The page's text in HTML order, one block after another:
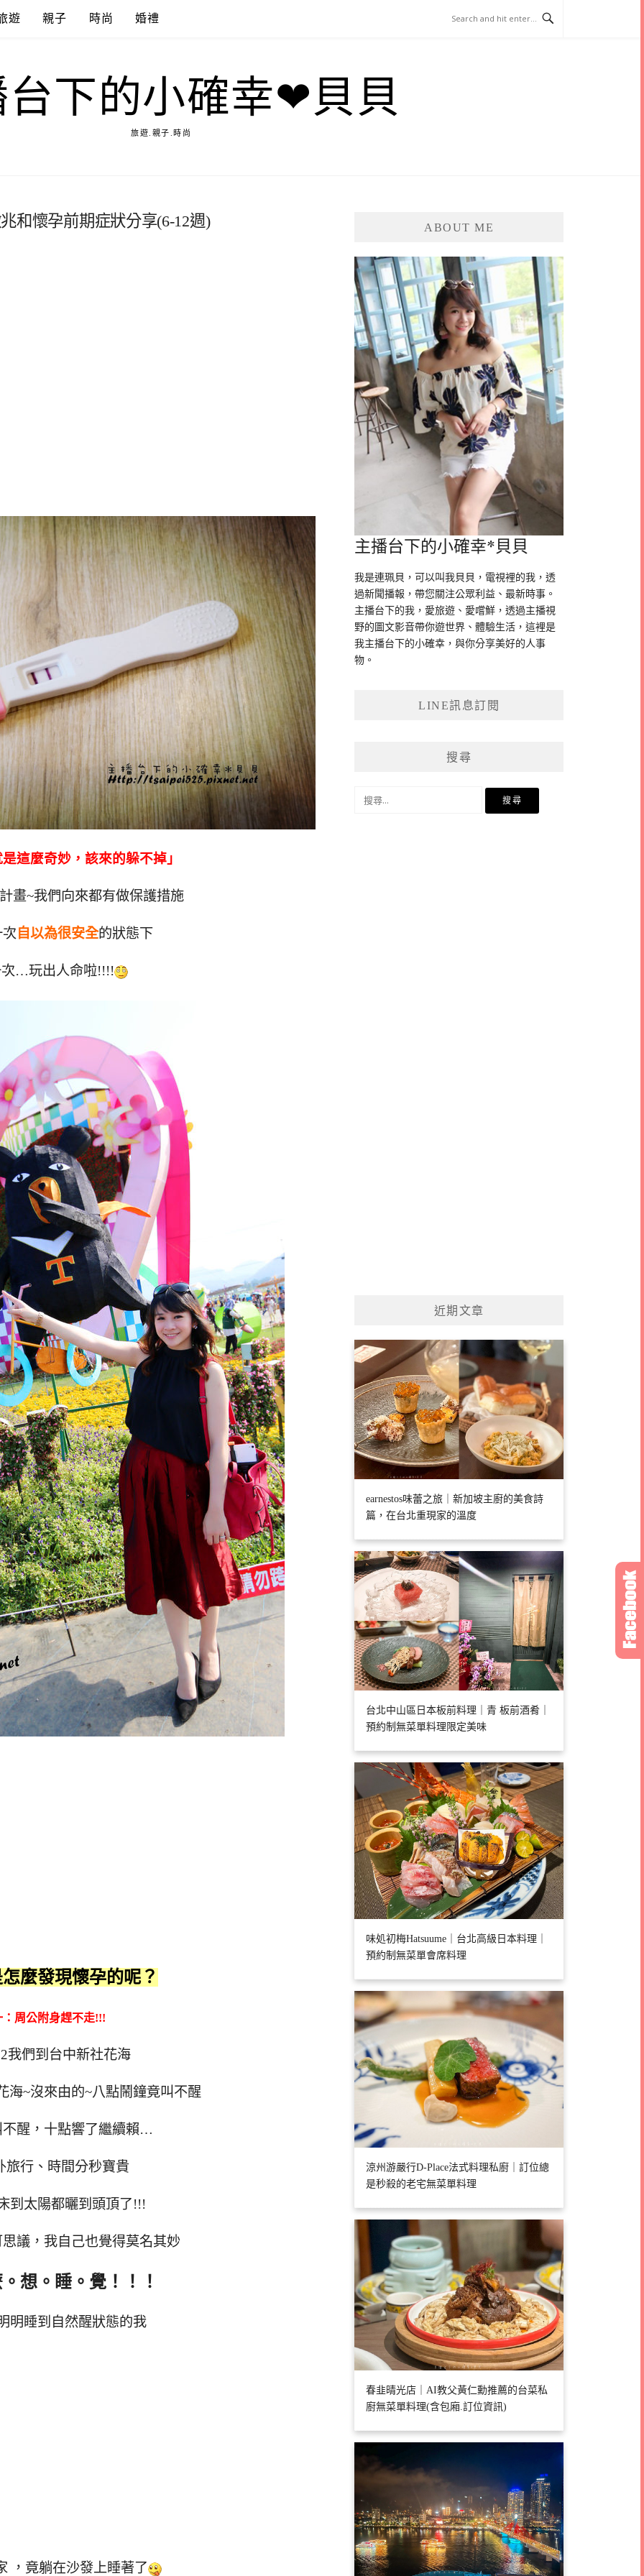
遊 親子 時尚 婚禮
下的小確幸❤貝貝
旅遊.親子.時尚
和懷孕前期症狀分享(6-12週)
這麼奇妙，該來的躲不掉」
畫~我們向來都有做保護措施
自以為很安全的狀態下
次…玩出人命啦!!!!
麼發現懷孕的呢？
：周公附身趕不走!!!
我們到台中新社花海
海~沒來由的~八點鬧鐘竟叫不醒
不醒，十點響了繼續賴…
旅行、時間分秒寶貴
到太陽都曬到頭頂了!!!
議，我自己也覺得莫名其妙
想。睡。覺！！！
明睡到自然醒狀態的我
，竟躺在沙發上睡著了
ABOUT ME
主播台下的小確幸*貝貝
我是連珮貝，可以叫我貝貝，電視裡的我，透
過新聞播報，帶您關注公眾利益、最新時事。
主播台下的我，愛旅遊、愛嚐鮮，透過主播視
野的圖文影音帶你遊世界、體驗生活，這裡是
我主播台下的小確幸，與你分享美好的人事
物。
LINE訊息訂閱
搜尋
近期文章
earnestos味蕾之旅｜新加坡主廚的美食詩
篇，在台北重現家的溫度
台北中山區日本板前料理｜青 板前酒肴｜
預約制無菜單料理限定美味
味処初梅Hatsuume｜台北高級日本料理｜
預約制無菜單會席料理
涼州游嚴行D-Place法式料理私廚｜訂位總
是秒殺的老宅無菜單料理
春韭晴光店｜AI教父黃仁勳推薦的台菜私
廚無菜單料理(含包廂.訂位資訊)